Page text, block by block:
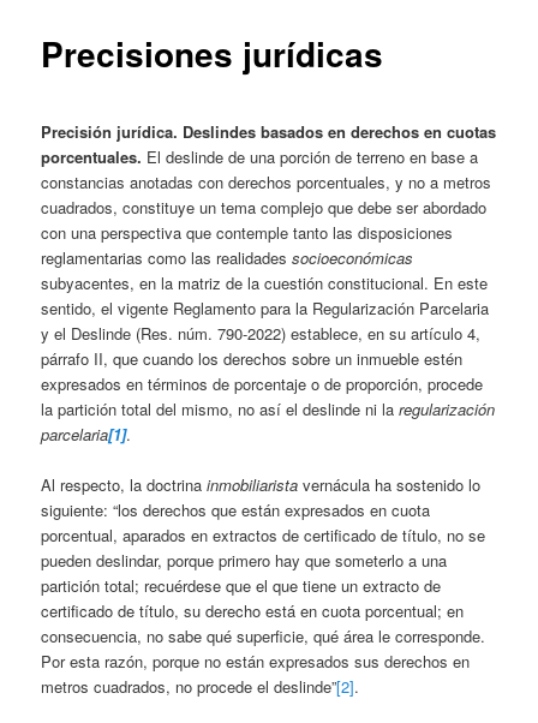
Precisiones jurídicas
Precisión jurídica. Deslindes basados en derechos en cuotas
porcentuales. El deslinde de una porción de terreno en base a
constancias anotadas con derechos porcentuales, y no a metros
cuadrados, constituye un tema complejo que debe ser abordado
con una perspectiva que contemple tanto las disposiciones
reglamentarias como las realidadessocioeconómicas
subyacentes, en la matriz de la cuestión constitucional. En este
sentido, el vigente Reglamento para la Regularización Parcelaria
y el Deslinde (Res. núm. 790-2022) establece, en su artículo 4,
párrafo II, que cuando los derechos sobre un inmueble estén
expresados en términos de porcentaje o de proporción, procede
la partición total del mismo, no así el deslinde ni laregularización
parcelaria[1].
Al respecto, la doctrinainmobiliarista vernácula ha sostenido lo
siguiente: “los derechos que están expresados en cuota
porcentual, aparados en extractos de certificado de título, no se
pueden deslindar, porque primero hay que someterlo a una
partición total; recuérdese que el que tiene un extracto de
certificado de título, su derecho está en cuota porcentual; en
consecuencia, no sabe qué superficie, qué área le corresponde.
Por esta razón, porque no están expresados sus derechos en
metros cuadrados, no procede el deslinde”[2].